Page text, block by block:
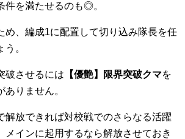
件を満たせるのも◎。
、編成1に配置して切り込み隊長を任
。
破させるには 【優艶】限界突破クマを
りません。
解放できれば対校戦でのさらなる活躍
メインに起用するなら解放させておき